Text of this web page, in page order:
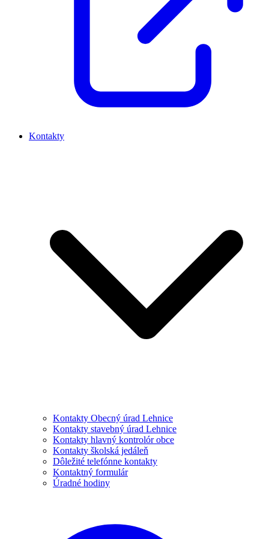
Kontakty
Kontakty Obecný úrad Lehnice
Kontakty stavebný úrad Lehnice
Kontakty hlavný kontrolór obce
Kontakty školská jedáleň
Dôležité telefónne kontakty
Kontaktný formulár
Úradné hodiny